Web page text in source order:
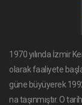
1970 yılında İzmir
olarak faaliyete
güne büyüyerek
na taşınmıştır. O